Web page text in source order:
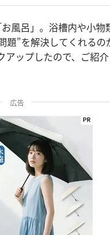
風呂」。浴槽内や小物
”を解決してくれるの
ップしたので、ご紹介
広告